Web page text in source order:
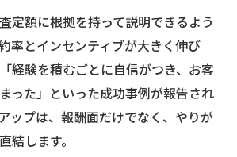
定額に根拠を持って説明できるよう
率とインセンティブが大きく伸び
経験を積むごとに自信がつき、お客
った」といった成功事例が報告され
ップは、報酬面だけでなく、やりが
結します。